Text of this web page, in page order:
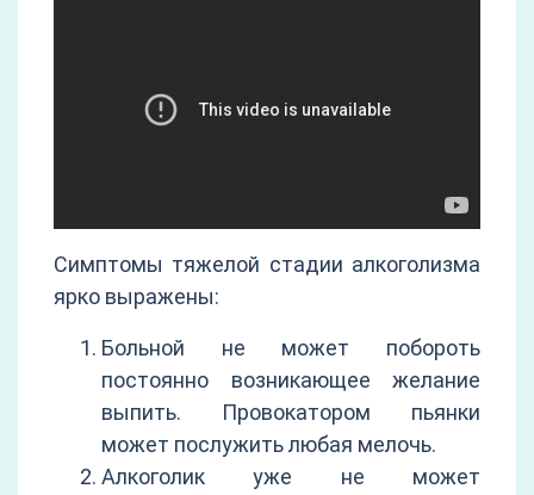
Симптомы тяжелой стадии алкоголизма
ярко выражены:
Больной не может побороть
постоянно возникающее желание
выпить. Провокатором пьянки
может послужить любая мелочь.
Алкоголик уже не может